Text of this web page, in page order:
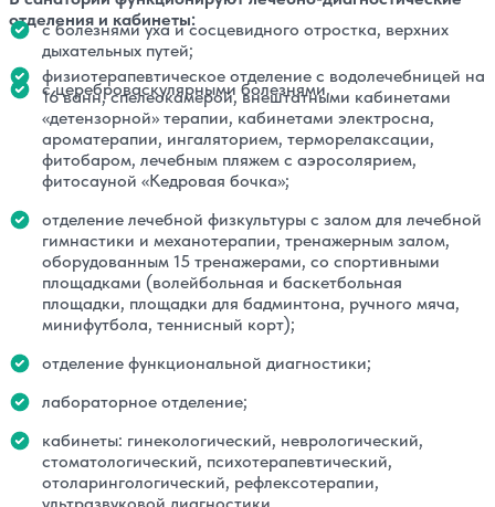
с болезнями уха и сосцевидного отростка, верхних
дыхательных путей;
с цереброваскулярными болезнями.
отделения и кабинеты:
физиотерапевтическое отделение с водолечебницей на
16 ванн, спелеокамерой, внештатными кабинетами
«детензорной» терапии, кабинетами электросна,
ароматерапии, ингаляторием, терморелаксации,
фитобаром, лечебным пляжем с аэросолярием,
фитосауной «Кедровая бочка»;
отделение лечебной физкультуры с залом для лечебной
гимнастики и механотерапии, тренажерным залом,
оборудованным 15 тренажерами, со спортивными
площадками (волейбольная и баскетбольная
площадки, площадки для бадминтона, ручного мяча,
минифутбола, теннисный корт);
отделение функциональной диагностики;
лабораторное отделение;
кабинеты: гинекологический, неврологический,
стоматологический, психотерапевтический,
отоларингологический, рефлексотерапии,